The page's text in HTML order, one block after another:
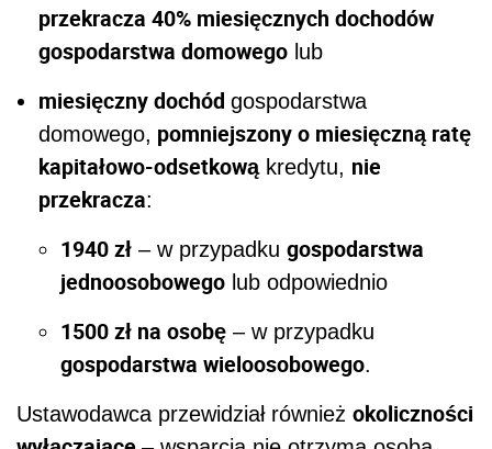
przekracza 40% miesięcznych dochodów
gospodarstwa domowego lub
miesięczny dochód gospodarstwa
domowego, pomniejszony o miesięczną ratę
kapitałowo-odsetkowąkredytu, nie
przekracza:
1940 zł – w przypadku gospodarstwa
jednoosobowego lub odpowiednio
1500 zł na osobę – w przypadku
gospodarstwa wieloosobowego.
Ustawodawca przewidział również okoliczności